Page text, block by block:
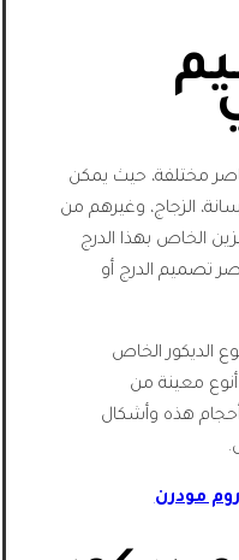
مختلفة، حيث يمكن
الزجاج، وغيرهم من
الخاص بهذا الدرج
تصميم الدرج أو
الديكور الخاص
أنوع معينة من
أحجام هذه وأشكال
مودرن